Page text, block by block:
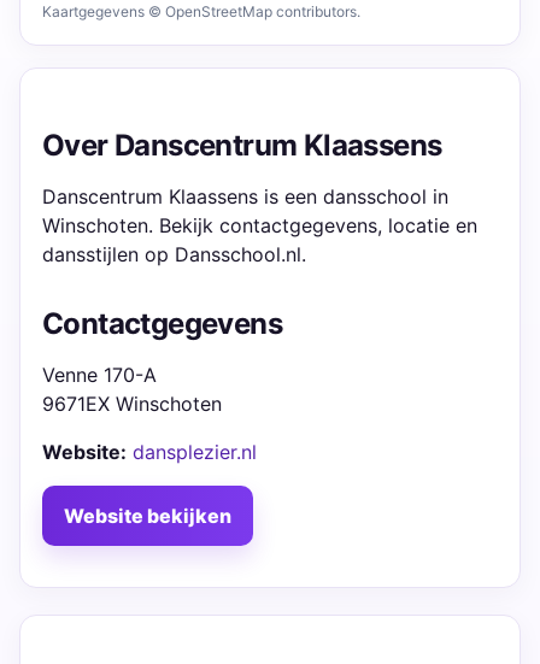
Kaartgegevens © OpenStreetMap contributors.
Over Danscentrum Klaassens
Danscentrum Klaassens is een dansschool in
Winschoten. Bekijk contactgegevens, locatie en
dansstijlen op Dansschool.nl.
Contactgegevens
Venne 170-A
9671EX Winschoten
Website: dansplezier.nl
Website bekijken